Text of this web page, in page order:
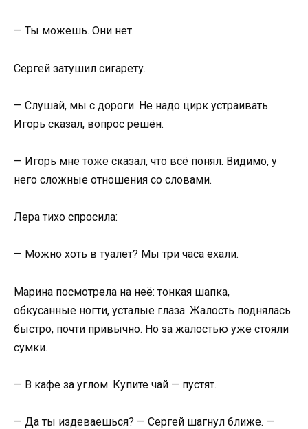
— Ты можешь. Они нет.
Сергей затушил сигарету.
— Слушай, мы с дороги. Не надо цирк устраивать.
Игорь сказал, вопрос решён.
— Игорь мне тоже сказал, что всё понял. Видимо, у
него сложные отношения со словами.
Лера тихо спросила:
— Можно хоть в туалет? Мы три часа ехали.
Марина посмотрела на неё: тонкая шапка,
обкусанные ногти, усталые глаза. Жалость поднялась
быстро, почти привычно. Но за жалостью уже стояли
сумки.
— В кафе за углом. Купите чай — пустят.
— Да ты издеваешься? — Сергей шагнул ближе. —